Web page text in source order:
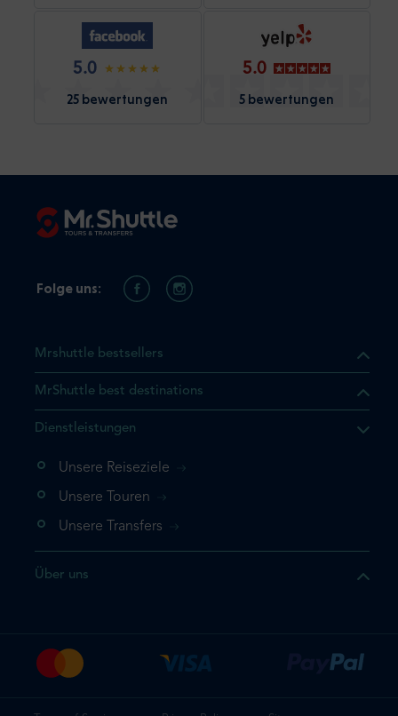
5.0
25 bewertungen
5.0
5 bewertungen
Mrshuttle bestsellers
MrShuttle best destinations
Dienstleistungen
Unsere Reiseziele
Unsere Touren
Unsere Transfers
Über uns
Folge uns: